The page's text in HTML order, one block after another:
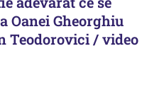
Oanei Gheorghiu
Teodorovici / video